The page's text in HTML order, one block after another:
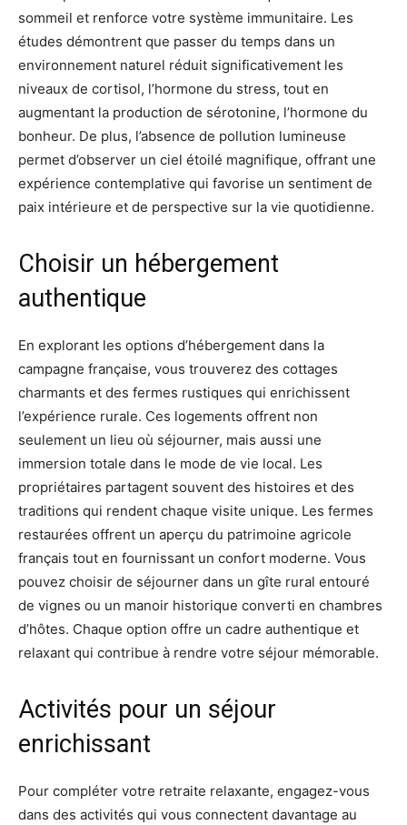
sommeil et renforce votre système immunitaire. Les
études démontrent que passer du temps dans un
environnement naturel réduit significativement les
niveaux de cortisol, l’hormone du stress, tout en
augmentant la production de sérotonine, l’hormone du
bonheur. De plus, l’absence de pollution lumineuse
permet d’observer un ciel étoilé magnifique, offrant une
expérience contemplative qui favorise un sentiment de
paix intérieure et de perspective sur la vie quotidienne.
Choisir un hébergement
authentique
En explorant les options d’hébergement dans la
campagne française, vous trouverez des cottages
charmants et des fermes rustiques qui enrichissent
l’expérience rurale. Ces logements offrent non
seulement un lieu où séjourner, mais aussi une
immersion totale dans le mode de vie local. Les
propriétaires partagent souvent des histoires et des
traditions qui rendent chaque visite unique. Les fermes
restaurées offrent un aperçu du patrimoine agricole
français tout en fournissant un confort moderne. Vous
pouvez choisir de séjourner dans un gîte rural entouré
de vignes ou un manoir historique converti en chambres
d’hôtes. Chaque option offre un cadre authentique et
relaxant qui contribue à rendre votre séjour mémorable.
Activités pour un séjour
enrichissant
Pour compléter votre retraite relaxante, engagez-vous
dans des activités qui vous connectent davantage au